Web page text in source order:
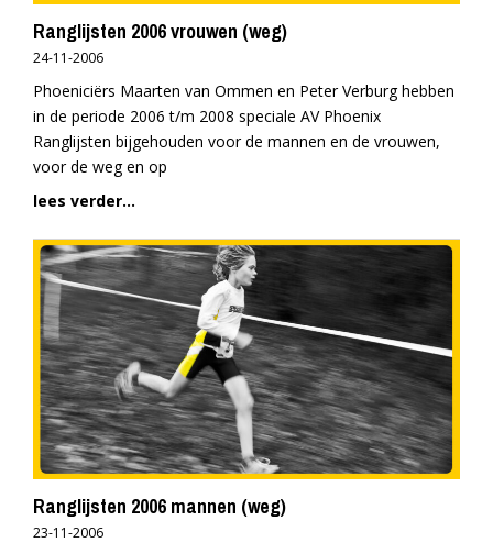
Ranglijsten 2006 vrouwen (weg)
24-11-2006
Phoeniciërs Maarten van Ommen en Peter Verburg hebben
in de periode 2006 t/m 2008 speciale AV Phoenix
Ranglijsten bijgehouden voor de mannen en de vrouwen,
voor de weg en op
lees verder...
Ranglijsten 2006 mannen (weg)
23-11-2006